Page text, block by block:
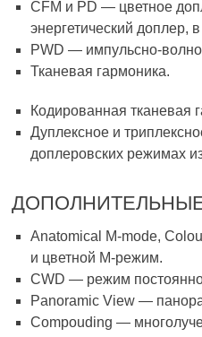
CFM и PD — цветное
энергетический доплер,
PWD — импульсно-
Тканевая гармоника.
Кодированная тканевая
Дуплексное и
доплеровских режимах
Anatomical M-mode,
и цветной M-режим.
CWD — режим
Panoramic View —
Compouding —